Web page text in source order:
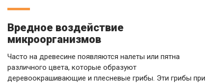
Вредное воздействие
микроорганизмов
Часто на древесине появляются налеты или пятна
различного цвета, которые образуют
деревоокрашивающие и плесневые грибы. Эти грибы при